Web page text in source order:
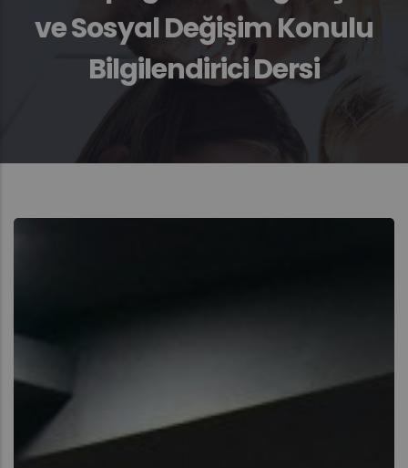
ve Sosyal Değişim Konulu
Bilgilendirici Dersi